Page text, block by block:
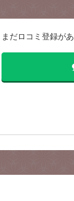
まだロコミ登録があ